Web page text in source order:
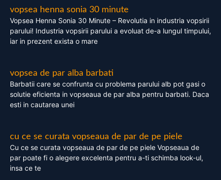
vopsea henna sonia 30 minute
Vopsea Henna Sonia 30 Minute – Revolutia in industria vopsirii
parului! Industria vopsirii parului a evoluat de-a lungul timpului,
iar in prezent exista o mare
vopsea de par alba barbati
Barbatii care se confrunta cu problema parului alb pot gasi o
solutie eficienta in vopseaua de par alba pentru barbati. Daca
esti in cautarea unei
cu ce se curata vopseaua de par de pe piele
Cu ce se curata vopseaua de par de pe piele Vopseaua de
par poate fi o alegere excelenta pentru a-ti schimba look-ul,
insa ce te